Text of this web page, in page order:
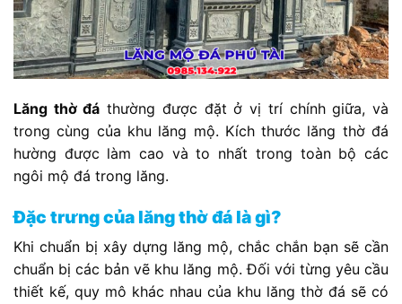
Lăng thờ đá thường được đặt ở vị trí chính giữa, và
trong cùng của khu lăng mộ. Kích thước lăng thờ đá
hường được làm cao và to nhất trong toàn bộ các
ngôi mộ đá trong lăng.
Đặc trưng của lăng thờ đá là gì?
Khi chuẩn bị xây dựng lăng mộ, chắc chắn bạn sẽ cần
chuẩn bị các bản vẽ khu lăng mộ. Đối với từng yêu cầu
thiết kế, quy mô khác nhau của khu lăng thờ đá sẽ có